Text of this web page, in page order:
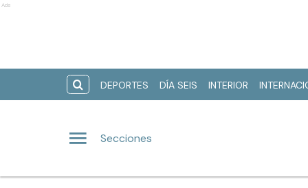
Ads
DEPORTES DÍA SEIS INTERIOR
Secciones